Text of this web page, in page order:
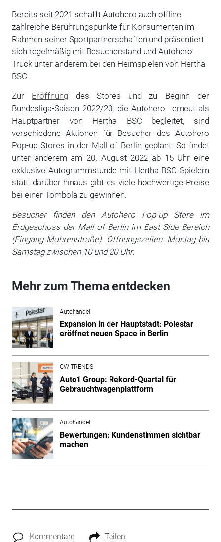
Bereits seit 2021 schafft Autohero auch offline
zahlreiche Berührungspunkte für Konsumenten im
Rahmen seiner Sportpartnerschaften und präsentiert
sich regelmäßig mit Besucherstand und Autohero
Truck unter anderem bei den Heimspielen von Hertha
BSC.
Zur Eröffnung des Stores und zu Beginn der
Bundesliga-Saison 2022/23, die Autohero erneut als
Hauptpartner von Hertha BSC begleitet, sind
verschiedene Aktionen für Besucher des Autohero
Pop-up Stores in der Mall of Berlin geplant: So findet
unter anderem am 20. August 2022 ab 15 Uhr eine
exklusive Autogrammstunde mit Hertha BSC Spielern
statt, darüber hinaus gibt es viele hochwertige Preise
bei einer Tombola zu gewinnen.
Besucher finden den Autohero Pop-up Store im
Erdgeschoss der Mall of Berlin im East Side Bereich
(Eingang Mohrenstraße). Öffnungszeiten: Montag bis
Samstag zwischen 10 und 20 Uhr.
Mehr zum Thema entdecken
Autohandel
Expansion in der Hauptstadt: Polestar
eröffnet neuen Space in Berlin
GW-TRENDS
Auto1 Group: Rekord-Quartal für
Gebrauchtwagenplattform
Autohandel
Bewertungen: Kundenstimmen sichtbar
machen
Kommentare Teilen